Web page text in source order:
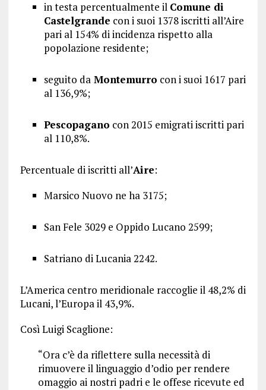
in testa percentualmente il Comune di
Castelgrande con i suoi 1378 iscritti all’Aire
pari al 154% di incidenza rispetto alla
popolazione residente;
seguito daMontemurro con i suoi 1617 pari
al 136,9%;
Pescopagano con 2015 emigrati iscritti pari
al 110,8%.
Percentuale di iscritti all’Aire:
Marsico Nuovo ne ha 3175;
San Fele 3029 e Oppido Lucano 2599;
Satriano di Lucania 2242.
L’America centro meridionale raccoglie il 48,2% di
Lucani, l’Europa il 43,9%.
Così Luigi Scaglione:
“Ora c’è da riflettere sulla necessità di
rimuovere il linguaggio d’odio per rendere
omaggio ai nostri padri e le offese ricevute ed